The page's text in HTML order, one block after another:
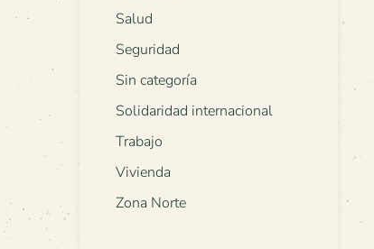
Salud
Seguridad
Sin categoría
Solidaridad internacional
Trabajo
Vivienda
Zona Norte